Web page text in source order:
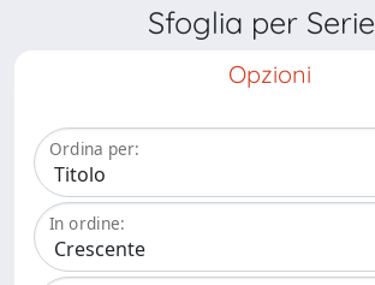
Sfoglia per Serie
Opzioni
Ordina per:
In ordine: